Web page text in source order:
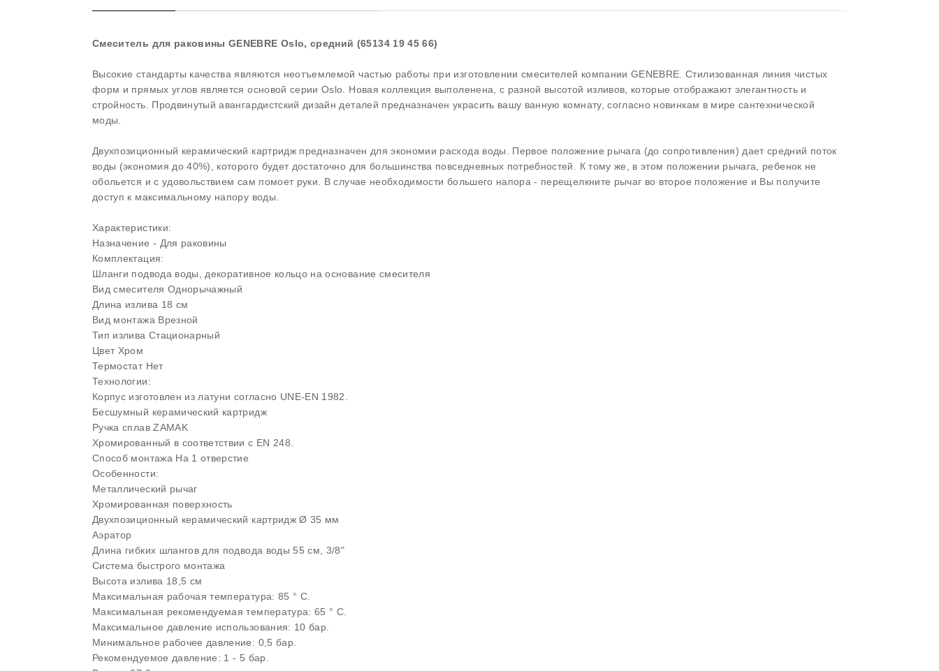
Смеситель для раковины GENEBRE Oslo, средний (65134 19 45 66)
Высокие стандарты качества являются неотъемлемой частью работы при изготовлении смесителей компании GENEBRE. Стилизованная линия чистых
форм и прямых углов является основой серии Oslo. Новая коллекция выполенена, с разной высотой изливов, которые отображают элегантность и
стройность. Продвинутый авангардистский дизайн деталей предназначен украсить вашу ванную комнату, согласно новинкам в мире сантехнической
моды.
Двухпозиционный керамический картридж предназначен для экономии расхода воды. Первое положение рычага (до сопротивления) дает средний поток
воды (экономия до 40%), которого будет достаточно для большинства повседневных потребностей. К тому же, в этом положении рычага, ребенок не
обольется и с удовольствием сам помоет руки. В случае необходимости большего напора - перещелкните рычаг во второе положение и Вы получите
доступ к максимальному напору воды.
Характеристики:
Назначение - Для раковины
Комплектация:
Шланги подвода воды, декоративное кольцо на основание смесителя
Вид смесителя Однорычажный
Длина излива 18 см
Вид монтажа Врезной
Тип излива Стационарный
Цвет Хром
Термостат Нет
Технологии:
Корпус изготовлен из латуни согласно UNE-EN 1982.
Бесшумный керамический картридж
Ручка сплав ZAMAK
Хромированный в соответствии с EN 248.
Способ монтажа На 1 отверстие
Особенности:
Металлический рычаг
Хромированная поверхность
Двухпозиционный керамический картридж Ø 35 мм
Аэратор
Длина гибких шлангов для подвода воды 55 см, 3/8"
Система быстрого монтажа
Высота излива 18,5 см
Максимальная рабочая температура: 85 ° C.
Максимальная рекомендуемая температура: 65 ° C.
Максимальное давление использования: 10 бар.
Минимальное рабочее давление: 0,5 бар.
Рекомендуемое давление: 1 - 5 бар.